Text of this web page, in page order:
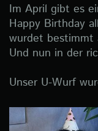
Im April gibt es
Happy Birthday
wurdet bestimmt
Und nun in der
Unser U-Wurf